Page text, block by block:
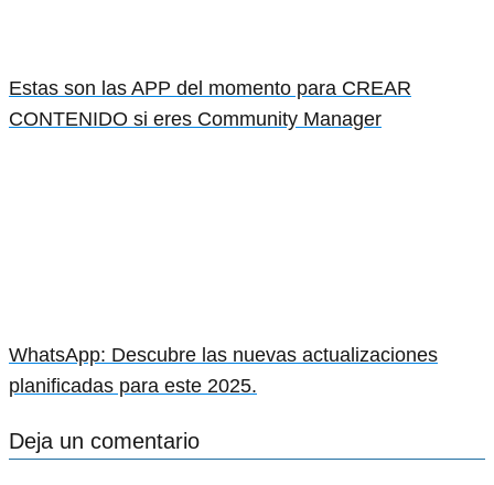
Estas son las APP del momento para CREAR
CONTENIDO si eres Community Manager
WhatsApp: Descubre las nuevas actualizaciones
planificadas para este 2025.
Deja un comentario